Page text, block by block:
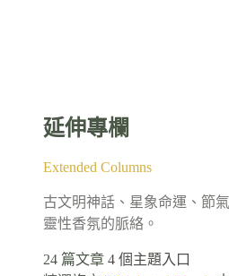
延伸專欄
Extended Columns
古文明神話、星象命運、節
靈性香氛的脈絡。
24 篇文章 4 個主題入口